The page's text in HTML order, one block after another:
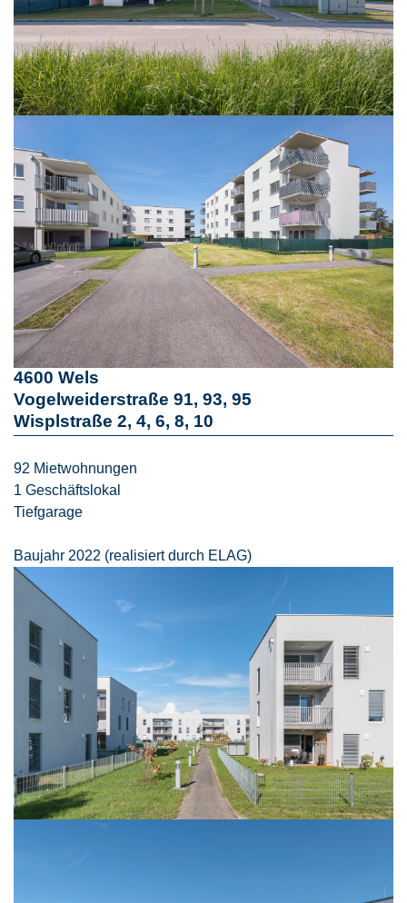
4600 Wels
Vogelweiderstraße 91, 93, 95
Wisplstraße 2, 4, 6, 8, 10
92 Mietwohnungen
1 Geschäftslokal
Tiefgarage
Baujahr 2022 (realisiert durch ELAG)